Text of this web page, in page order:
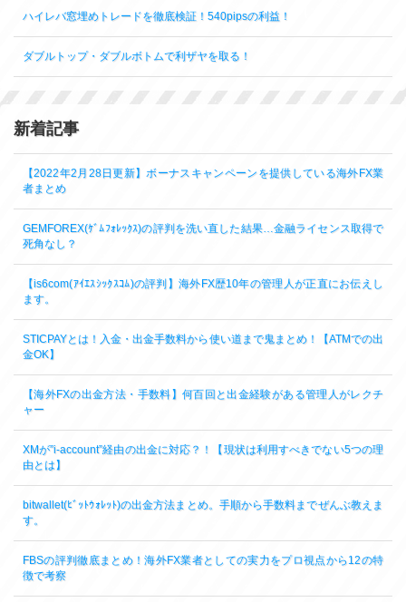
ハイレバ窓埋めトレードを徹底検証！540pipsの利益！
ダブルトップ・ダブルボトムで利ザヤを取る！
新着記事
【2022年2月28日更新】ボーナスキャンペーンを提供している海外FX業
者まとめ
GEMFOREX(ｹﾞﾑﾌｫﾚｯｸｽ)の評判を洗い直した結果…金融ライセンス取得で
死角なし？
【is6com(ｱｲｴｽｼｯｸｽｺﾑ)の評判】海外FX歴10年の管理人が正直にお伝えし
ます。
STICPAYとは！入金・出金手数料から使い道まで鬼まとめ！【ATMでの出
金OK】
【海外FXの出金方法・手数料】何百回と出金経験がある管理人がレクチ
ャー
XMが”i-account”経由の出金に対応？！【現状は利用すべきでない5つの理
由とは】
bitwallet(ﾋﾞｯﾄｳｫﾚｯﾄ)の出金方法まとめ。手順から手数料までぜんぶ教えま
す。
FBSの評判徹底まとめ！海外FX業者としての実力をプロ視点から12の特
徴で考察